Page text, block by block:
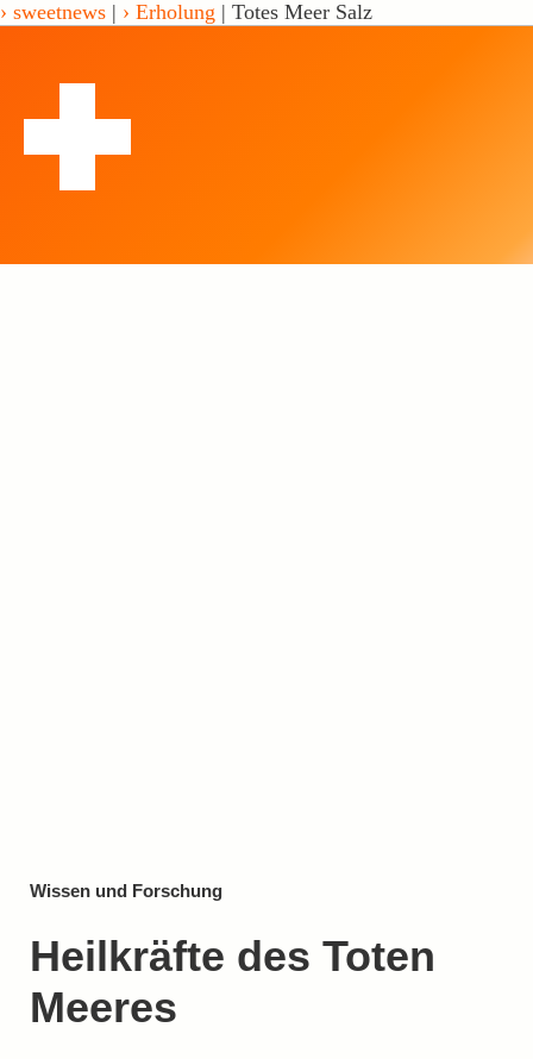
sweetnews | Erholung | Totes Meer Salz
Wissen und Forschung
Heilkräfte des Toten
Meeres